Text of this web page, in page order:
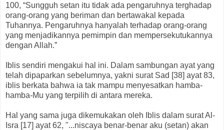
100, “Sungguh setan itu tidak ada pengaruhnya terghadap
orang-orang yang beriman dan bertawakal kepada
Tuhannya. Pengaruhnya hanyalah terhadap orang-orang
yang menjadikannya pemimpin dan mempersekutukannya
dengan Allah.”
Iblis sendiri mengakui hal ini. Dalam sambungan ayat yang
telah dipaparkan sebelumnya, yakni surat Sad [38] ayat 83,
iblis berkata bahwa ia tak mampu menyesatkan hamba-
hamba-Mu yang terpilih di antara mereka.
Hal yang sama juga dikemukakan oleh Iblis dalam surat Al-
Isra [17] ayat 62, "...niscaya benar-benar aku (setan) akan